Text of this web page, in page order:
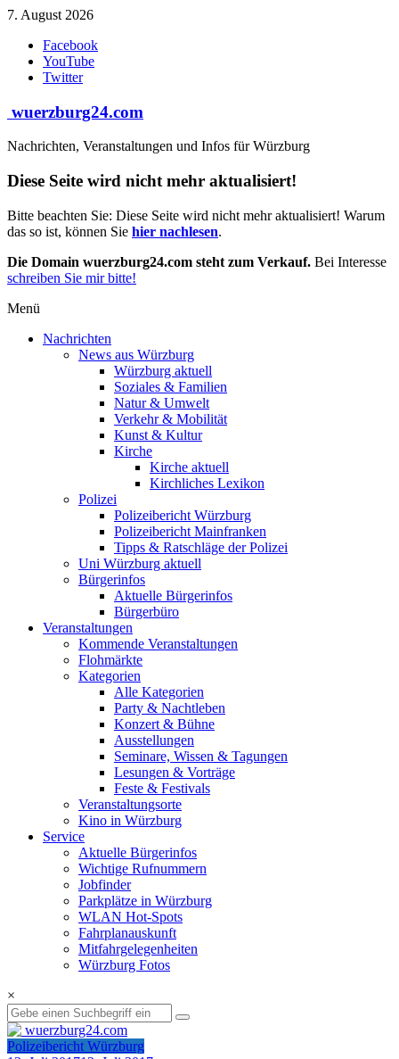
Zum
springen
7. August 2026
Facebook
YouTube
Twitter
wuerzburg24.com
Nachrichten, Veranstaltungen und Infos für Würzburg
Diese Seite wird nicht mehr aktualisiert!
Bitte beachten Sie: Diese Seite wird nicht mehr aktualisiert! Warum
das so ist, können Sie hier nachlesen.
Die Domain wuerzburg24.com steht zum Verkauf. Bei Interesse
schreiben Sie mir bitte!
Menü
Nachrichten
News aus Würzburg
Würzburg aktuell
Soziales & Familien
Natur & Umwelt
Verkehr & Mobilität
Kunst & Kultur
Kirche
Kirche aktuell
Kirchliches Lexikon
Polizei
Polizeibericht Würzburg
Polizeibericht Mainfranken
Tipps & Ratschläge der Polizei
Uni Würzburg aktuell
Bürgerinfos
Aktuelle Bürgerinfos
Bürgerbüro
Veranstaltungen
Kommende Veranstaltungen
Flohmärkte
Kategorien
Alle Kategorien
Party & Nachtleben
Konzert & Bühne
Ausstellungen
Seminare, Wissen & Tagungen
Lesungen & Vorträge
Feste & Festivals
Veranstaltungsorte
Kino in Würzburg
Service
Aktuelle Bürgerinfos
Wichtige Rufnummern
Jobfinder
Parkplätze in Würzburg
WLAN Hot-Spots
Fahrplanauskunft
Mitfahrgelegenheiten
Würzburg Fotos
×
Polizeibericht Würzburg